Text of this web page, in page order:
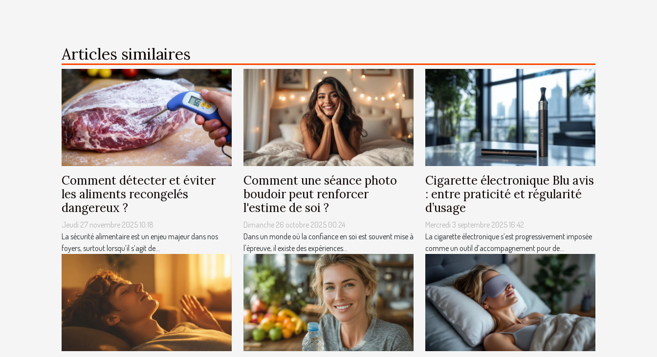
Articles similaires
Comment détecter et éviter
les aliments recongelés
dangereux ?
Jeudi 27 novembre 2025 10:18
La sécurité alimentaire est un enjeu majeur dans nos
foyers, surtout lorsqu’il s’agit de...
Comment une séance photo
boudoir peut renforcer
l'estime de soi ?
Dimanche 26 octobre 2025 00:24
Dans un monde où la confiance en soi est souvent mise à
l'épreuve, il existe des expériences...
Cigarette électronique Blu avis
: entre praticité et régularité
d’usage
Mercredi 3 septembre 2025 16:42
La cigarette électronique s’est progressivement imposée
comme un outil d’accompagnement pour de...